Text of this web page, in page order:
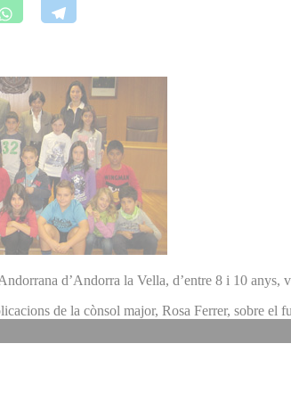
d’Andorra la Vella, d’entre 8 i 10 anys,
de la cònsol major, Rosa Ferrer, sobre